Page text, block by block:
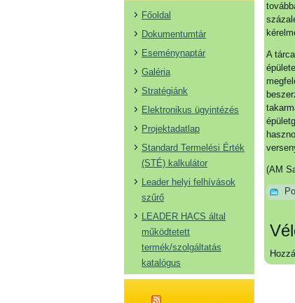
Főoldal
Dokumentumtár
Eseménynaptár
Galéria
Stratégiánk
Elektronikus ügyintézés
Projektadatlap
Standard Termelési Érték
(STÉ) kalkulátor
Leader helyi felhívások
szűrő
LEADER HACS által
működtetett
termék/szolgáltatás
katalógus
A
(AM